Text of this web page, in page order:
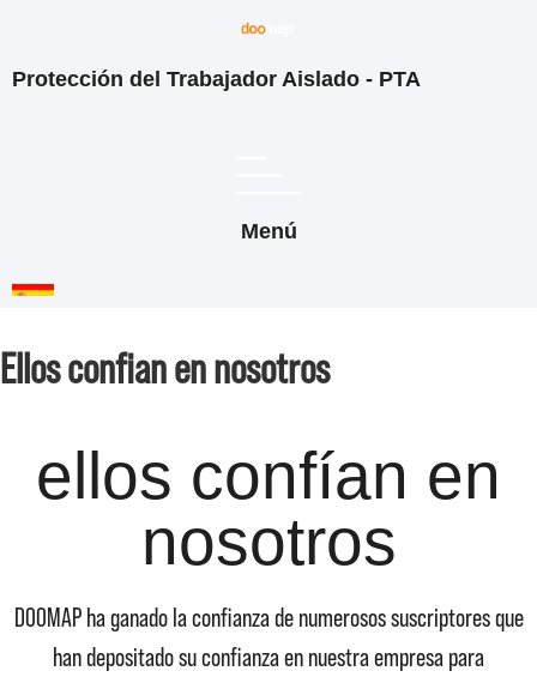
Protección del Trabajador Aislado - PTA
Menú
Ellos confian en nosotros
ellos confían en
nosotros
DOOMAP ha ganado la confianza de numerosos suscriptores que
han depositado su confianza en nuestra empresa para